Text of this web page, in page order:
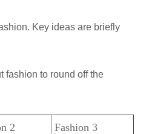
Key ideas are briefly
fashion to round off the
2 Fashion 3